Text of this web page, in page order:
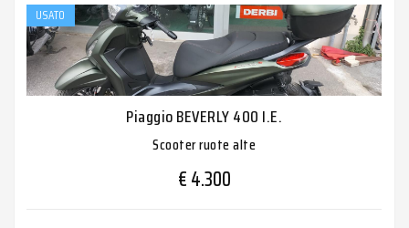
USATO
Piaggio BEVERLY 400 I.E.
Scooter ruote alte
€ 4.300